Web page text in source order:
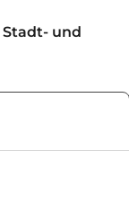
und